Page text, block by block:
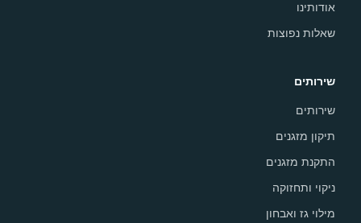
אודותינו
שאלות נפוצות
שירותים
שירותים
תיקון מזגנים
התקנת מזגנים
ניקוי ותחזוקה
מילוי גז ואבחון